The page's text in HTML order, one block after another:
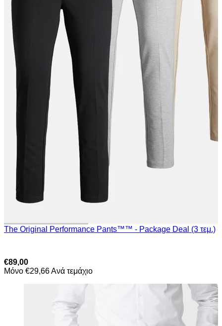
The Original Performance Pants™™ - Package Deal (3 τεμ.)
€89,00
Μόνο €29,66 Ανά τεμάχιο